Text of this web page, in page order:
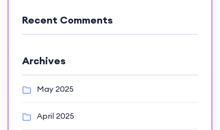
Recent Comments
Archives
May 2025
April 2025